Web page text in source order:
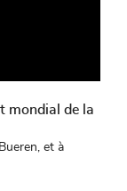
mondial de la
et à